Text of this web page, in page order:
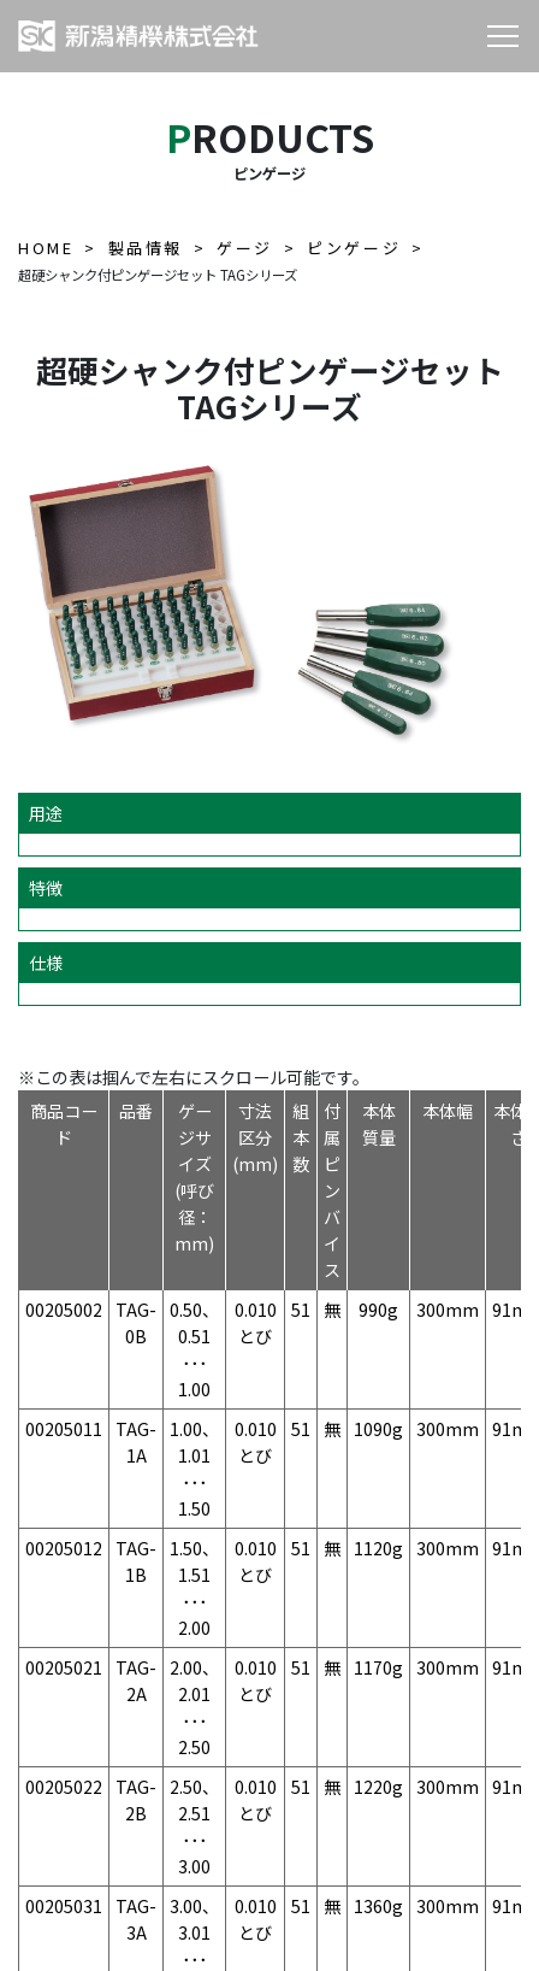
PRODUCTS
ピンゲージ
HOME 製品情報 ゲージ ピンゲージ
超硬シャンク付ピンゲージセット TAGシリーズ
超硬シャンク付ピンゲージセット
TAGシリーズ
用途
特徴
仕様
※この表は掴んで左右にスクロール可能です。
商品コー
ド
品番
ゲー
ジサ
イズ
(呼び
径：
mm)
寸法
区分
(mm)
組
本
数
付
属
ピ
ン
バ
イ
ス
本体
質量
本体幅
本体
さ
00205002
TAG-
0B
0.50、
0.51
･･･
1.00
0.010
とび
51 無 990g 300mm
00205011
TAG-
1A
1.00、
1.01
･･･
1.50
0.010
とび
51 無 1090g 300mm
00205012
TAG-
1B
1.50、
1.51
･･･
2.00
0.010
とび
51 無 1120g 300mm
00205021
TAG-
2A
2.00、
2.01
･･･
2.50
0.010
とび
51 無 1170g 300mm
00205022
TAG-
2B
2.50、
2.51
･･･
3.00
0.010
とび
51 無 1220g 300mm
00205031
TAG-
3A
3.00、
3.01
･･･
0.010
とび
51 無 1360g 300mm